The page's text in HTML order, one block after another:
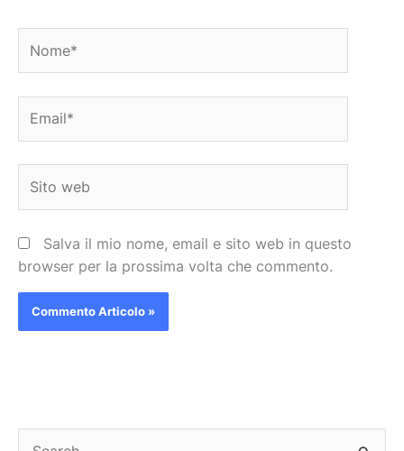
web
Salva il mio nome, email e sito web in questo
browser per la prossima volta che commento.